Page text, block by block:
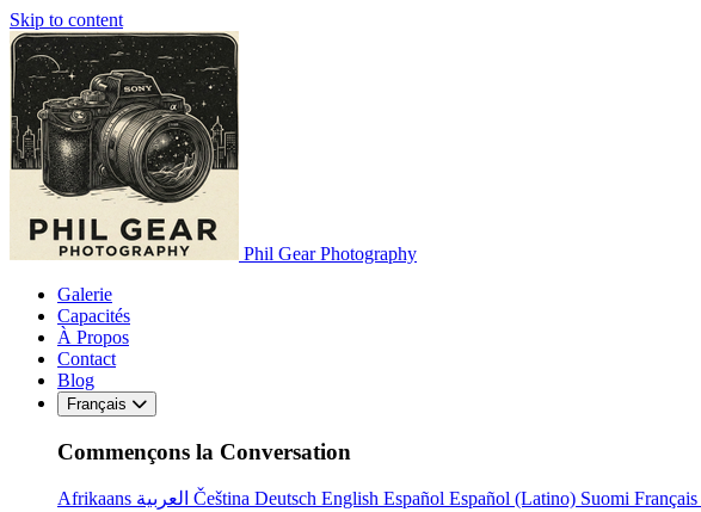
Skip to content
Phil Gear Photography
Galerie
Capacités
À Propos
Contact
Blog
Français
Commençons la Conversation
Afrikaans Čeština Deutsch English Español Español (Latino) Suomi Français